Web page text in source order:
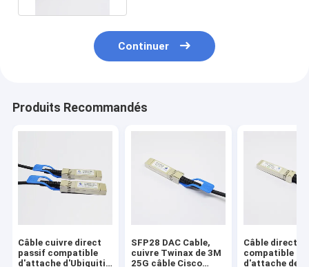
Continuer
Produits Recommandés
Câble cuivre direct
passif compatible
d'attache d'Ubiquiti
SFP28 DAC Cable,
cuivre Twinax de 3M
25G câble Cisco
Câble direct
compatible
d'attache de